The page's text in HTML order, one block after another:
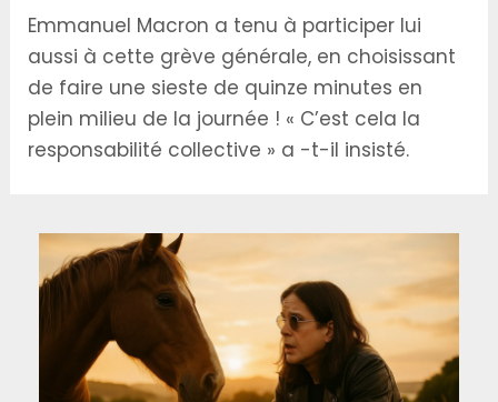
Emmanuel Macron a tenu à participer lui
aussi à cette grève générale, en choisissant
de faire une sieste de quinze minutes en
plein milieu de la journée ! « C’est cela la
responsabilité collective » a -t-il insisté.